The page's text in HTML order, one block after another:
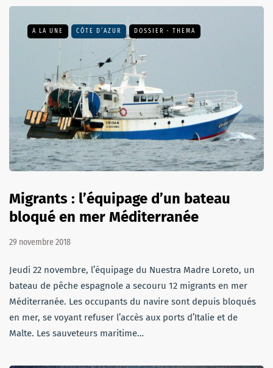
A LA UNE CÔTE D’AZUR DOSSIER - THEMA
Migrants : l’équipage d’un bateau
bloqué en mer Méditerranée
29 novembre 2018
Jeudi 22 novembre, l’équipage du Nuestra Madre Loreto, un
bateau de pêche espagnole a secouru 12 migrants en mer
Méditerranée. Les occupants du navire sont depuis bloqués
en mer, se voyant refuser l’accès aux ports d’Italie et de
Malte. Les sauveteurs maritime…